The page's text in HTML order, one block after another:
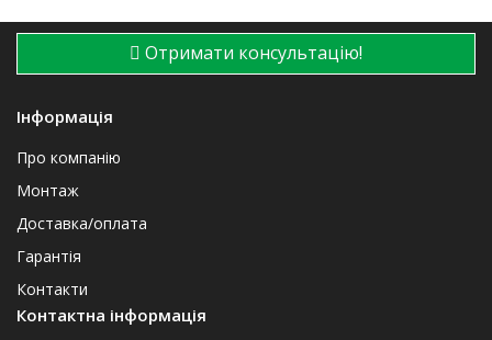
Отримати консультацію!
Інформація
Про компанію
Монтаж
Доставка/оплата
Гарантія
Контакти
Контактна інформація